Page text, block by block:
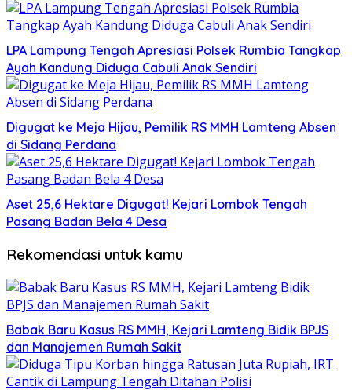
LPA Lampung Tengah Apresiasi Polsek Rumbia Tangkap
Ayah Kandung Diduga Cabuli Anak Sendiri
Digugat ke Meja Hijau, Pemilik RS MMH Lamteng Absen
di Sidang Perdana
Aset 25,6 Hektare Digugat! Kejari Lombok Tengah
Pasang Badan Bela 4 Desa
Rekomendasi untuk kamu
Babak Baru Kasus RS MMH, Kejari Lamteng Bidik BPJS
dan Manajemen Rumah Sakit